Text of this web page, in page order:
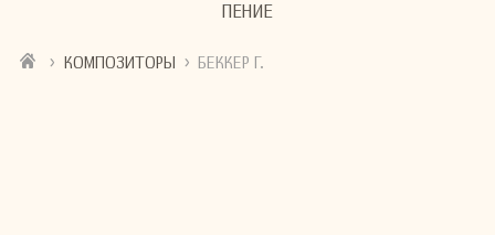
ПЕНИЕ
› КОМПОЗИТОРЫ › БЕККЕР Г.